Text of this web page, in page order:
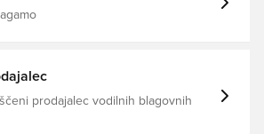
prodajalec vodilnih blagovnih